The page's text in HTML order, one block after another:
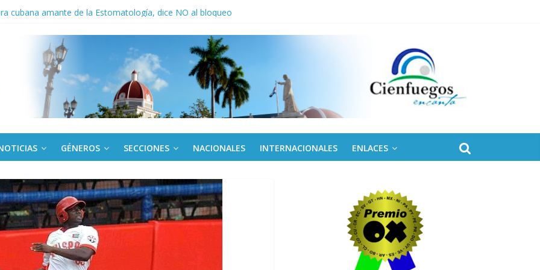
rescate en escuela con desplome parcial en Cuba
en Panamá condenan injerencia EEUU en zona franca
del Norte rechazan hostilidad de EE.UU. vs Cuba
a todos juntos”: Lula desafía a Rubio a hacer campaña por Bolsonaro
GÉNEROS SECCIONES NACIONALES INTERNACIONALES ENLACES